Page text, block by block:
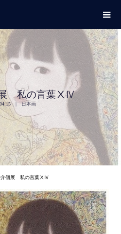
展 私の言葉ⅩⅣ
日本画
介個展 私の言葉ⅩⅣ